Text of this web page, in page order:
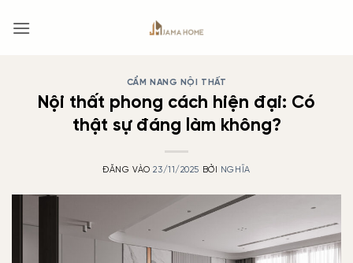
qua
CẨM NANG NỘI THẤT
Nội thất phong cách hiện đại: Có
thật sự đáng làm không?
ĐĂNG VÀO23/11/2025 BỞI NGHĨA